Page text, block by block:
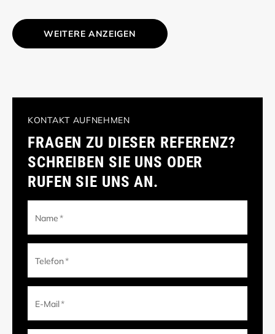
WEITERE ANZEIGEN
KONTAKT AUFNEHMEN
FRAGEN ZU DIESER REFERENZ?
SCHREIBEN SIE UNS ODER
RUFEN SIE UNS AN.
Name*
Telefon*
E-Mail*